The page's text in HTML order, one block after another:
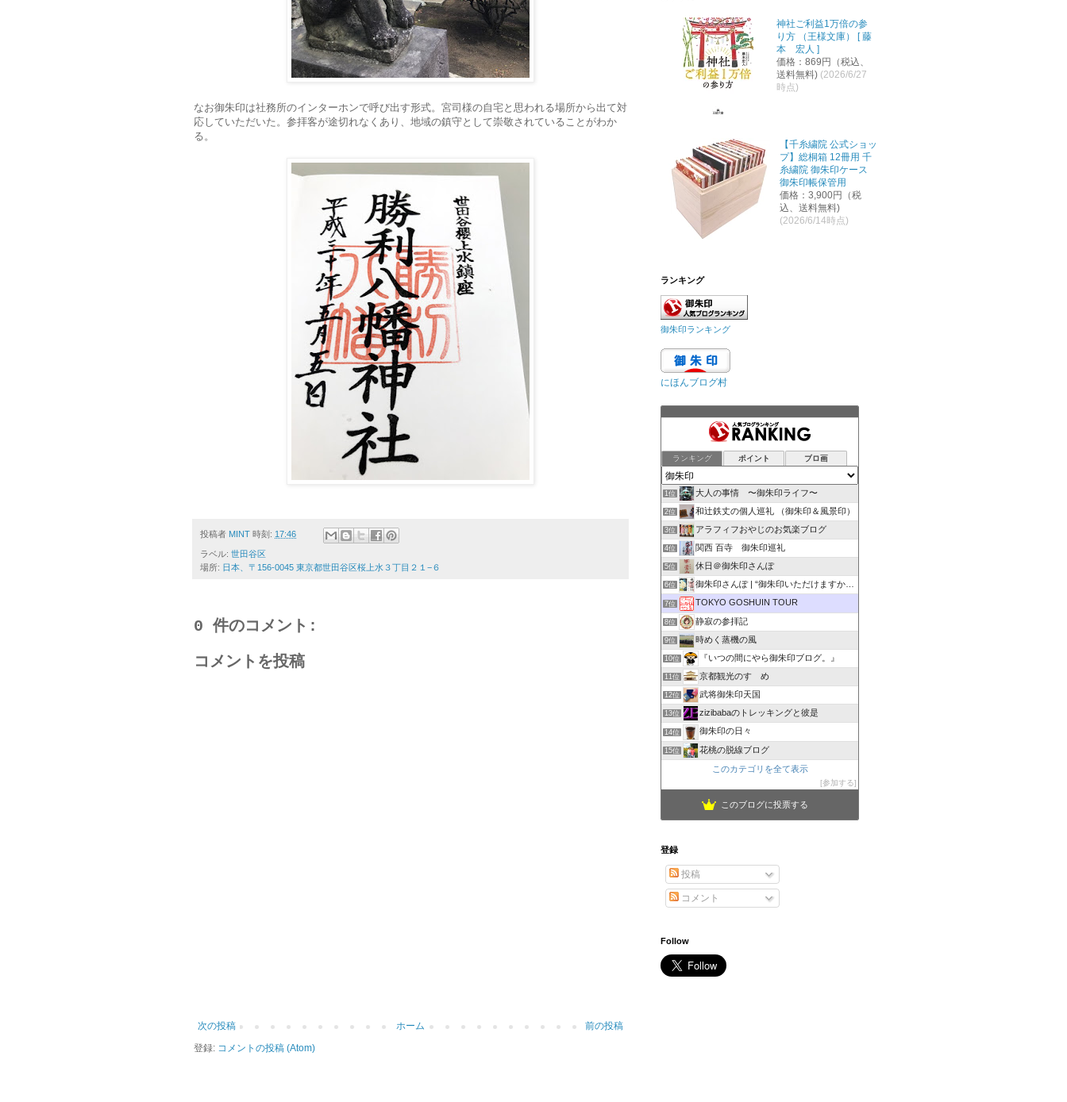
なお御朱印は社務所のインターホンで呼び出す形式。宮司様の自宅と思われる場所から出て対
応していただいた。参拝客が途切れなくあり、地域の鎮守として崇敬されていることがわか
る。
投稿者 MINT 時刻: 17:46
ラベル: 世田谷区
場所: 日本、〒156-0045 東京都世田谷区桜上水３丁目２１−６
0 件のコメント:
コメントを投稿
次の投稿 前の投稿
ホーム
登録: コメントの投稿 (Atom)
神社ご利益1万倍の参
り方 （王様文庫） [ 藤
本 宏人 ]
価格：869円（税込、
送料無料) (2026/6/27
時点)
【千糸繍院 公式ショッ
プ】総桐箱 12冊用 千
糸繍院 御朱印ケース
御朱印帳保管用
価格：3,900円（税
込、送料無料)
(2026/6/14時点)
ランキング
御朱印ランキング
にほんブログ村
ランキング ポイント ブロ画
1位 大人の事情 〜御朱印ライフ〜
2位 和辻鉄丈の個人巡礼 （御朱印＆風景印）
3位 アラフィフおやじのお気楽ブログ
4位 関西 百寺 御朱印巡礼
5位 休日＠御朱印さんぽ
6位 御朱印さんぽ | “御朱印いただけますか”のひと言から始ま…
7位 TOKYO GOSHUIN TOUR
8位 静寂の参拝記
9位 時めく蒸機の風
10位 『いつの間にやら御朱印ブログ。』
11位 京都観光のすゝめ
12位 武将御朱印天国
13位 zizibabaのトレッキングと彼是
14位 御朱印の日々
15位 花桃の脱線ブログ
このカテゴリを全て表示
参加する
このブログに投票する
登録
投稿
コメント
Follow